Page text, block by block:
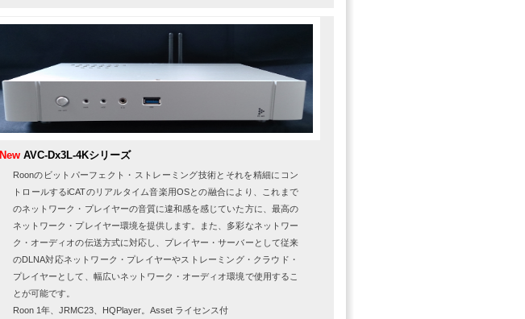
New AVC-Dx3L-4Kシリーズ
Roonのビットパーフェクト・ストレーミング技術とそれを精細にコン
トロールするiCATのリアルタイム音楽用OSとの融合により、これまで
のネットワーク・プレイヤーの音質に違和感を感じていた方に、最高の
ネットワーク・プレイヤー環境を提供します。また、多彩なネットワー
ク・オーディオの伝送方式に対応し、プレイヤー・サーバーとして従来
のDLNA対応ネットワーク・プレイヤーやストレーミング・クラウド・
プレイヤーとして、幅広いネットワーク・オーディオ環境で使用するこ
とが可能です。
Roon 1年、JRMC23、HQPlayer。Asset ライセンス付